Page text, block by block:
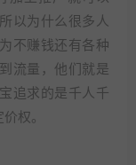
以为什么很多人
不赚钱还有各种
流量，他们就是
追求的是千人千
权。